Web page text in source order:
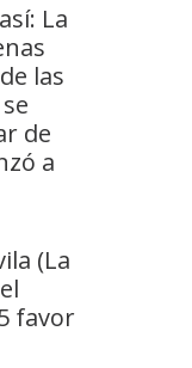
La
las
de
a
(La
favor